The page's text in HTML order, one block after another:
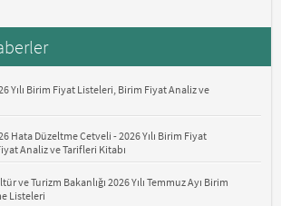
Yılı Birim Fiyat Listeleri, Birim Fiyat Analiz ve
Hata Düzeltme Cetveli - 2026 Yılı Birim Fiyat
Analiz ve Tarifleri Kitabı
ve Turizm Bakanlığı 2026 Yılı Temmuz Ayı Birim
Listeleri